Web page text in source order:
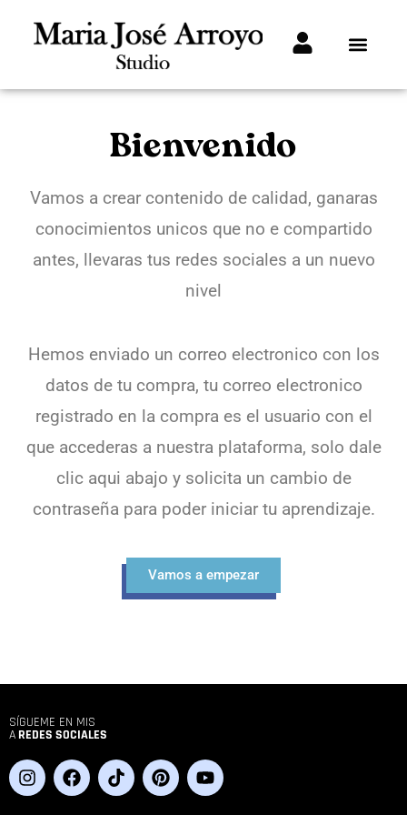
Bienvenido
Vamos a crear contenido de calidad, ganaras
conocimientos unicos que no e compartido
antes, llevaras tus redes sociales a un nuevo
nivel
Hemos enviado un correo electronico con los
datos de tu compra, tu correo electronico
registrado en la compra es el usuario con el
que accederas a nuestra plataforma, solo dale
clic aqui abajo y solicita un cambio de
contraseña para poder iniciar tu aprendizaje.
Vamos a empezar
SÍGUEME EN MIS
AREDES SOCIALES